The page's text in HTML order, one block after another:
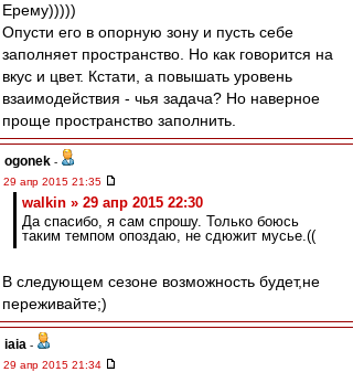
Ерему)))))
Опусти его в опорную зону и пусть себе
заполняет пространство. Но как говорится на
вкус и цвет. Кстати, а повышать уровень
взаимодействия - чья задача? Но наверное
проще пространство заполнить.
ogonek -
29 апр 2015 21:35
walkin » 29 апр 2015 22:30
Да спасибо, я сам спрошу. Только боюсь
таким темпом опоздаю, не сдюжит мусье.((
В следующем сезоне возможность будет,не
переживайте;)
iaia -
29 апр 2015 21:34